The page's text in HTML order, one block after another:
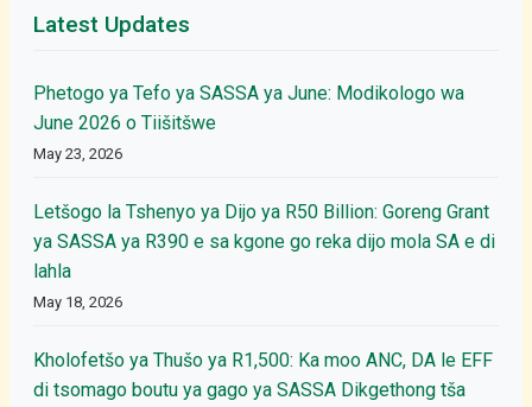
Latest Updates
Phetogo ya Tefo ya SASSA ya June: Modikologo wa
June 2026 o Tiišitšwe
May 23, 2026
Letšogo la Tshenyo ya Dijo ya R50 Billion: Goreng Grant
ya SASSA ya R390 e sa kgone go reka dijo mola SA e di
lahla
May 18, 2026
Kholofetšo ya Thušo ya R1,500: Ka moo ANC, DA le EFF
di tsomago boutu ya gago ya SASSA Dikgethong tša